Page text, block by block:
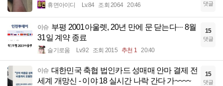
휴면아이디 Lv.84 조회 2064 20:46 댓글
이슈 부평 2001아울렛, 20년 만에 문 닫는다··· 8월
31일 계약 종료
슬기로움 Lv.92 조회 2015 추천 1 20:40
15
댓글
이슈 대한민국 축협 법인카드 성매매 안마 결제 전
세계 개망신 - 이야 18 실시간 나락 간다 가~~~~
15
댓글